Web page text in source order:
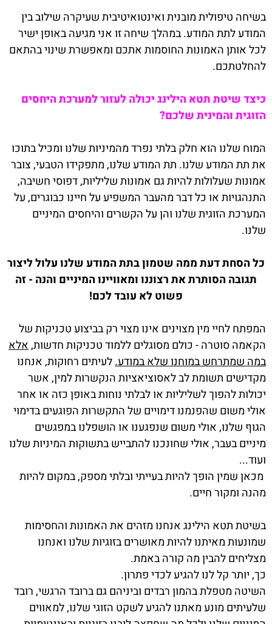
בשיחה טיפולית מובנית ואינטואיטיבית שעיקרה שילוב בין
המודע לתת המודע. במהלך שיחה זו אני מגיעה באופן ישיר
לכל אותן האמונות החוסמות אתכם ומאפשרת שינוי בהתאם
להחלטתכם.
כיצד שיטת תטא הילינג יכולה לעזור למערכת היחסים
הזוגית והמינית שלכם?
המוח שלנו הוא חלק בלתי נפרד מהמיניות שלנו ומכיל בתוכו
את תת המודע שלנו. תת המודע שלנו, מתפקידו הטבעי, צובר
אמונות שעלולות להיות גם אמונות שליליות, דפוסי חשיבה,
התנהגויות או כל דבר מהעבר המשפיע על חיינו כבוגרים, על
המערכת הזוגית שלנו והן על הקשרים והיחסים המיניים
שלנו.
כל הסחת דעת ממה שטמון בתת המודע שלנו עלול ליצור
תגובה הסותרת את רצוננו ומאוויינו המיניים והנה - זה
פשוט לא עובד לכם!
המפתח לחיי מין מצוינים אינו מצוי רק בביצוע טכניקות של
הקאמה סוטרה - כולם מסוגלים ללמוד טכניקות חדשות,אלא
במה שמתרחש במוחנו שלא במודע.לעיתים רחוקות, אנחנו
מקדישים תשומת לב לאסוציאציות הנקשרות למין, אשר
יכולות להפוך לשליליות או לבלתי נוחות באופן כזה או אחר
אולי משום שהפנמנו דימויים של התקשרות הפוגעים בדימוי
הגוף שלנו, אולי משום שנפגענו או הושפלנו במפגשים
מיניים בעבר, אולי שחונכנו להתבייש בתשוקות המיניות שלנו
ועוד...
מכאן שמין הופך להיות בעייתי ובלתי מספק, במקום להיות
מהנה ומקור חיים.
בשיטת תטא הילינג אנחנו מזהים את האמונות והחסימות
שמונעות מאיתנו להיות מאושרים בזוגיות שלנו ואנחנו
מצליחים להבין מה קורה באמת.
כך, יותר קל לנו להגיע לכדי פתרון.
השיטה מטפלת בהמון רבדים וביניהם גם ברובד הרגשי, רובד
שלעיתים מונע מאתנו להגיע לשקט הזוגי שלנו, למאווים